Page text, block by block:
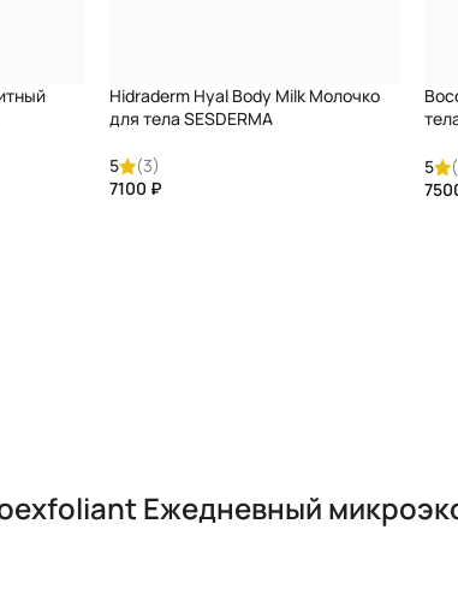
Hidraderm Hyal Body Milk Молочко
для тела SESDERMA
5
(3)
₽
5
Ежедневный